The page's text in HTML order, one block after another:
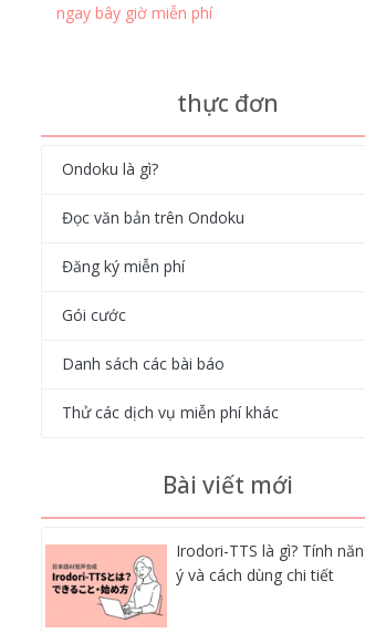
ngay bây giờ miễn phí
thực đơn
Ondoku là gì?
Đọc văn bản trên Ondoku
Đăng ký miễn phí
Gói cước
Danh sách các bài báo
Thử các dịch vụ miễn phí khác
Bài viết mới
Irodori-TTS là gì? Tính
ý và cách dùng chi tiết